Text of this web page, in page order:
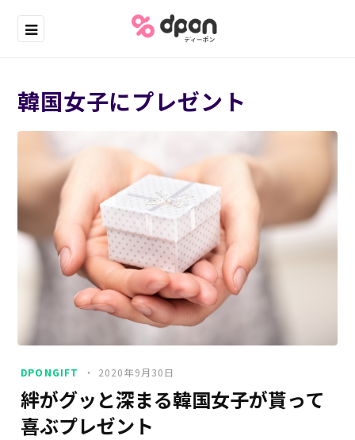
韓国女子にプレゼント
DPONGIFT 2020年9月30日
絆がグッと深まる韓国女子が貰って
喜ぶプレゼント